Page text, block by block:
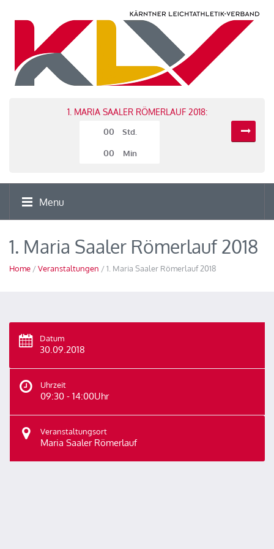
1. MARIA SAALER RÖMERLAUF 2018:
00
Std.
00 Min
Menu
1. Maria Saaler Römerlauf 2018
Home /Veranstaltungen / 1. Maria Saaler Römerlauf 2018
Datum
30.09.2018
Uhrzeit
09:30 - 14:00Uhr
Veranstaltungsort
Maria Saaler Römerlauf